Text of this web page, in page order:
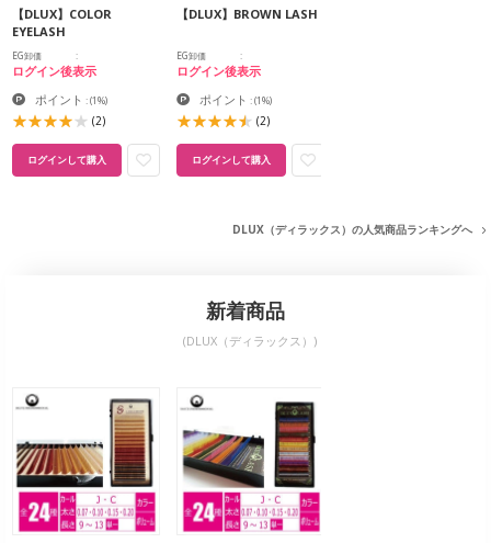
【DLUX】COLOR
EYELASH
EG卸価
ログイン後表示
ポイント :(1%)
(2)
ログインして購入
【DLUX】BROWN LASH
EG卸価
ログイン後表示
ポイント :(1%)
(2)
ログインして購入
DLUX（ディラックス）の人気商品ランキングへ
新着商品
(DLUX（ディラックス）)